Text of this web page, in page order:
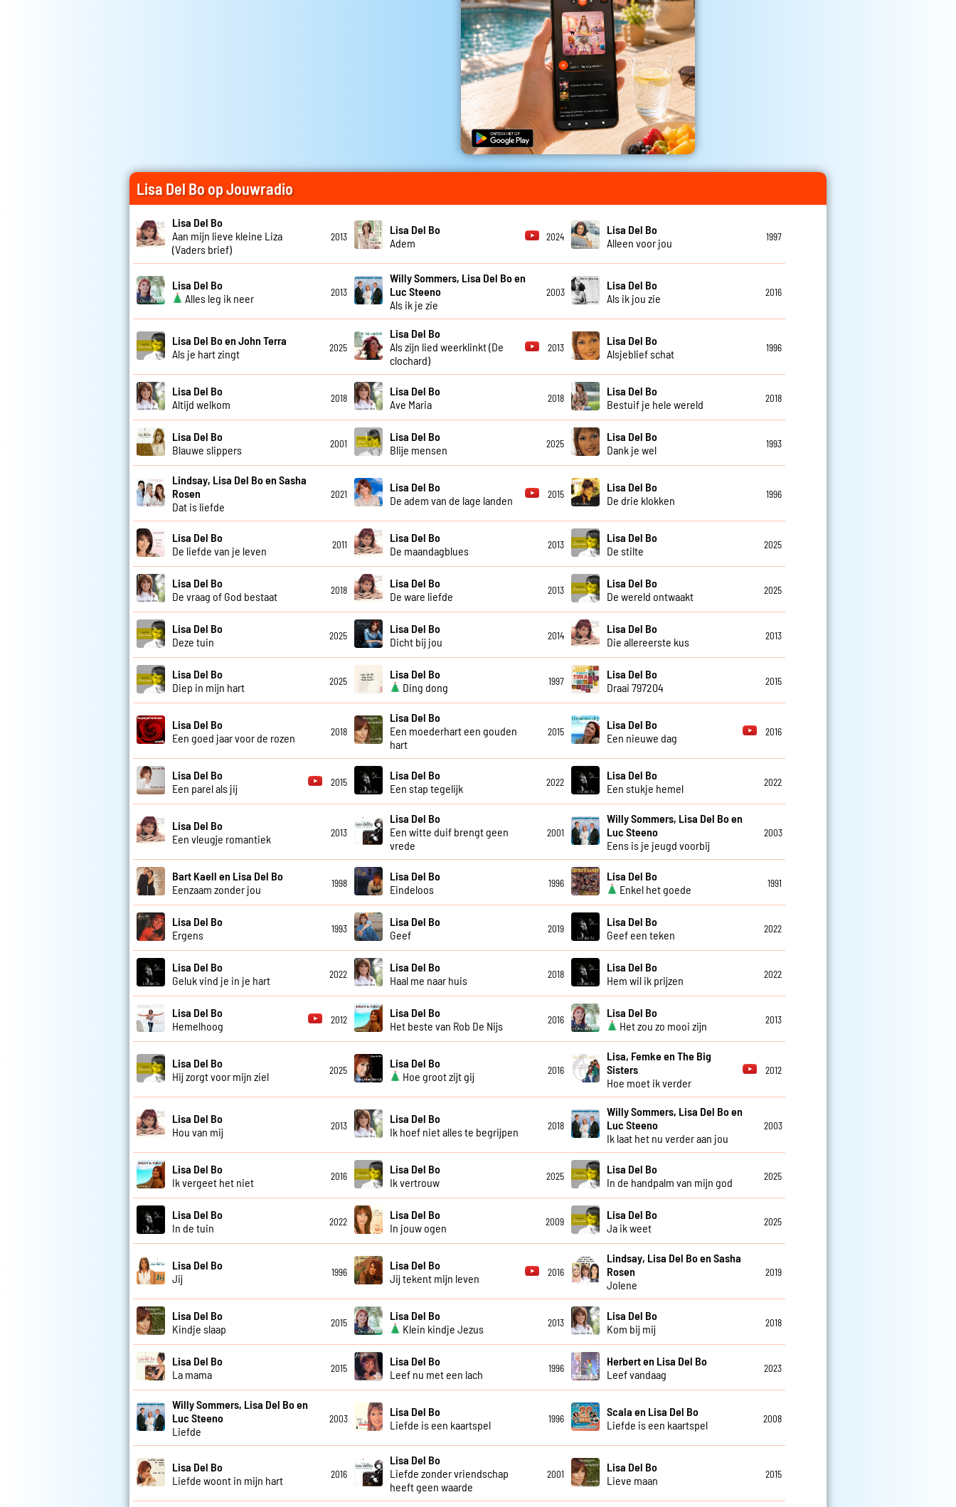
Lisa Del Bo op Jouwradio
Lisa Del Bo
Aan mijn lieve kleine Liza
(Vaders brief)
2013
Lisa Del Bo
Adem
2024
Lisa Del Bo
Alleen voor jou
1997
Lisa Del Bo
Alles leg ik neer
2013
Willy Sommers, Lisa Del Bo en
Luc Steeno
Als ik je zie
2003
Lisa Del Bo
Als ik jou zie
2016
Lisa Del Bo en John Terra
Als je hart zingt
2025
Lisa Del Bo
Als zijn lied weerklinkt (De
clochard)
2013
Lisa Del Bo
Alsjeblief schat
1996
Lisa Del Bo
Altijd welkom
2018
Lisa Del Bo
Ave Maria
2018
Lisa Del Bo
Bestuif je hele wereld
2018
Lisa Del Bo
Blauwe slippers
2001
Lisa Del Bo
Blije mensen
2025
Lisa Del Bo
Dank je wel
1993
Lindsay, Lisa Del Bo en Sasha
Rosen
Dat is liefde
2021
Lisa Del Bo
De adem van de lage landen
2015
Lisa Del Bo
De drie klokken
1996
Lisa Del Bo
De liefde van je leven
2011
Lisa Del Bo
De maandagblues
2013
Lisa Del Bo
De stilte
2025
Lisa Del Bo
De vraag of God bestaat
2018
Lisa Del Bo
De ware liefde
2013
Lisa Del Bo
De wereld ontwaakt
2025
Lisa Del Bo
Deze tuin
2025
Lisa Del Bo
Dicht bij jou
2014
Lisa Del Bo
Die allereerste kus
2013
Lisa Del Bo
Diep in mijn hart
2025
Lisa Del Bo
Ding dong
1997
Lisa Del Bo
Draai 797204
2015
Lisa Del Bo
Een goed jaar voor de rozen
2018
Lisa Del Bo
Een moederhart een gouden
hart
2015
Lisa Del Bo
Een nieuwe dag
2016
Lisa Del Bo
Een parel als jij
2015
Lisa Del Bo
Een stap tegelijk
2022
Lisa Del Bo
Een stukje hemel
2022
Lisa Del Bo
Een vleugje romantiek
2013
Lisa Del Bo
Een witte duif brengt geen
vrede
2001
Willy Sommers, Lisa Del Bo en
Luc Steeno
Eens is je jeugd voorbij
2003
Bart Kaell en Lisa Del Bo
Eenzaam zonder jou
1998
Lisa Del Bo
Eindeloos
1996
Lisa Del Bo
Enkel het goede
1991
Lisa Del Bo
Ergens
1993
Lisa Del Bo
Geef
2019
Lisa Del Bo
Geef een teken
2022
Lisa Del Bo
Geluk vind je in je hart
2022
Lisa Del Bo
Haal me naar huis
2018
Lisa Del Bo
Hem wil ik prijzen
2022
Lisa Del Bo
Hemelhoog
2012
Lisa Del Bo
Het beste van Rob De Nijs
2016
Lisa Del Bo
Het zou zo mooi zijn
2013
Lisa Del Bo
Hij zorgt voor mijn ziel
2025
Lisa Del Bo
Hoe groot zijt gij
2016
Lisa, Femke en The Big
Sisters
Hoe moet ik verder
2012
Lisa Del Bo
Hou van mij
2013
Lisa Del Bo
Ik hoef niet alles te begrijpen
2018
Willy Sommers, Lisa Del Bo en
Luc Steeno
Ik laat het nu verder aan jou
2003
Lisa Del Bo
Ik vergeet het niet
2016
Lisa Del Bo
Ik vertrouw
2025
Lisa Del Bo
In de handpalm van mijn god
2025
Lisa Del Bo
In de tuin
2022
Lisa Del Bo
In jouw ogen
2009
Lisa Del Bo
Ja ik weet
2025
Lisa Del Bo
Jij
1996
Lisa Del Bo
Jij tekent mijn leven
2016
Lindsay, Lisa Del Bo en Sasha
Rosen
Jolene
2019
Lisa Del Bo
Kindje slaap
2015
Lisa Del Bo
Klein kindje Jezus
2013
Lisa Del Bo
Kom bij mij
2018
Lisa Del Bo
La mama
2015
Lisa Del Bo
Leef nu met een lach
1996
Herbert en Lisa Del Bo
Leef vandaag
2023
Willy Sommers, Lisa Del Bo en
Luc Steeno
Liefde
2003
Lisa Del Bo
Liefde is een kaartspel
1996
Scala en Lisa Del Bo
Liefde is een kaartspel
2008
Lisa Del Bo
Liefde woont in mijn hart
2016
Lisa Del Bo
Liefde zonder vriendschap
heeft geen waarde
2001
Lisa Del Bo
Lieve maan
2015